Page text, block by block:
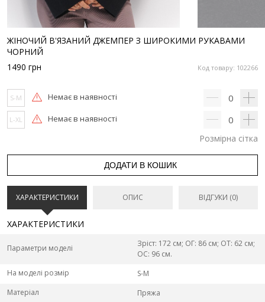
ЖІНОЧИЙ В'ЯЗАНИЙ ДЖЕМПЕР З ШИРОКИМИ РУКАВАМИ
ЧОРНИЙ
Код товару: 102266
1490 грн
S-M Немає в наявності 0
L-XL Немає в наявності 0
Розмірна сітка
ДОДАТИ В КОШИК
ХАРАКТЕРИСТИКИ ОПИС ВІДГУКИ (0)
ХАРАКТЕРИСТИКИ
Параметри моделі
Зріст: 172 см; ОГ: 86 см; ОТ: 62 см;
ОС: 96 см.
На моделі розмір
S-M
Матеріал
Пряжа